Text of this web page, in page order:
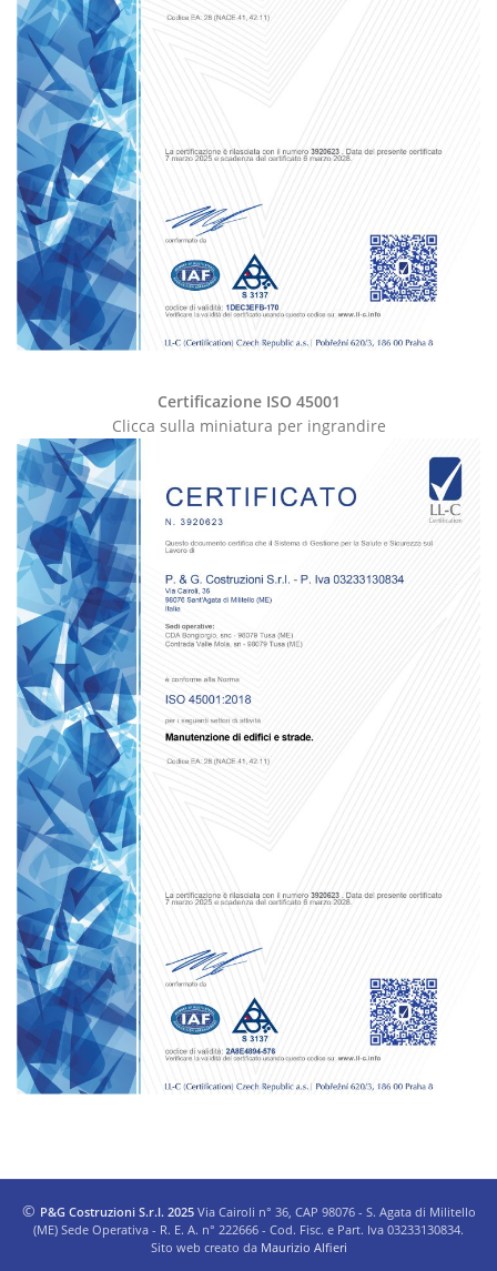
Certificazione ISO 45001
Clicca sulla miniatura per ingrandire
© P&G Costruzioni S.r.l. 2025Via Cairoli n° 36, CAP 98076 - S. Agata di Militello
(ME) Sede Operativa - R. E. A. n° 222666 - Cod. Fisc. e Part. Iva 03233130834.
Sito web creato da Maurizio Alfieri